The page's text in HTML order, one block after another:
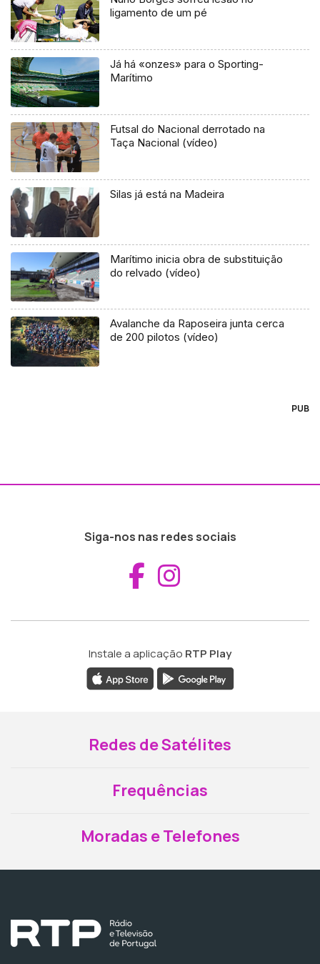
ligamento de um pé
Já há «onzes» para o Sporting-
Marítimo
Futsal do Nacional derrotado na
Taça Nacional (vídeo)
Silas já está na Madeira
Marítimo inicia obra de substituição
do relvado (vídeo)
Avalanche da Raposeira junta cerca
de 200 pilotos (vídeo)
PUB
Siga-nos nas redes sociais
Aceder ao
Instale a aplicação RTP Play
Redes de Satélites
Frequências
Moradas e Telefones